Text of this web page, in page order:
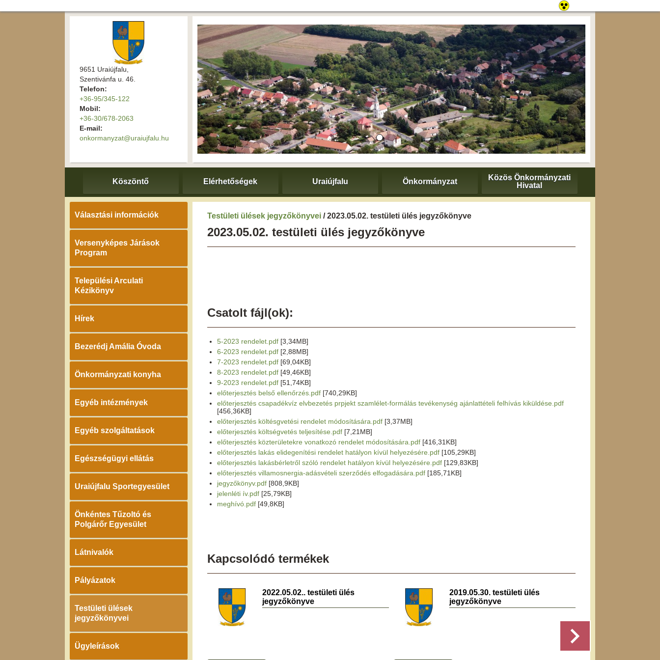
9651 Uraiújfalu,
Szentivánfa u. 46.
Telefon:
+36-95/345-122
Mobil:
+36-30/678-2063
E-mail:
onkormanyzat@uraiujfalu.hu
Köszöntő Elérhetőségek Uraiújfalu Önkormányzat
Közös Önkormányzati
Hivatal
Választási információk
Versenyképes Járások
Program
Települési Arculati
Kézikönyv
Hírek
Bezerédj Amália Óvoda
Önkormányzati konyha
Egyéb intézmények
Egyéb szolgáltatások
Egészségügyi ellátás
Uraiújfalu Sportegyesület
Önkéntes Tűzoltó és
Polgárőr Egyesület
Látnivalók
Pályázatok
Testületi ülések
jegyzőkönyvei
Ügyleírások
Testületi ülések jegyzőkönyvei / 2023.05.02. testületi ülés jegyzőkönyve
2023.05.02. testületi ülés jegyzőkönyve
Csatolt fájl(ok):
5-2023 rendelet.pdf [3,34MB]
6-2023 rendelet.pdf [2,88MB]
7-2023 rendelet.pdf [69,04KB]
8-2023 rendelet.pdf [49,46KB]
9-2023 rendelet.pdf [51,74KB]
előterjesztés belső ellenőrzés.pdf [740,29KB]
előterjesztés csapadékvíz elvbezetés prpjekt szamlélet-formálás tevékenység ajánlattételi felhívás kiküldése.pdf
[456,36KB]
előterjesztés költésgvetési rendelet módosítására.pdf [3,37MB]
előterjesztés költségvetés teljesítése.pdf [7,21MB]
előterjesztés közterületekre vonatkozó rendelet módosítására.pdf [416,31KB]
előterjesztés lakás elidegenítési rendelet hatályon kívül helyezésére.pdf [105,29KB]
előterjesztés lakásbérletről szóló rendelet hatályon kívül helyezésére.pdf [129,83KB]
előterjesztés villamosnergia-adásvételi szerződés elfogadására.pdf [185,71KB]
jegyzőkönyv.pdf [808,9KB]
jelenléti ív.pdf [25,79KB]
meghívó.pdf [49,8KB]
Kapcsolódó termékek
2022.05.02.. testületi ülés
jegyzőkönyve
2019.05.30. testületi ülés
jegyzőkönyve